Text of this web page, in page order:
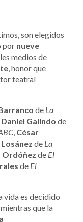
son elegidos
por nueve
medios de
, honor que
teatral
de La
Daniel Galindo de
, César
Losánez de La
Ordóñez de El
de El
vida es decidido
que la